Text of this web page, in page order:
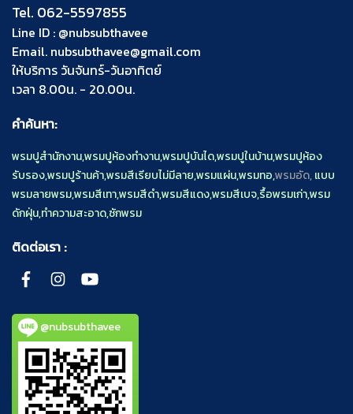
Tel. 062-5597855
Line ID : @nubsubthavee
Email. nubsubthavee@gmail.com
ให้บริการ วันจันทร์-วันอาทิตย์
เวลา 8.00น. - 20.00น.
คำค้นหา:
พรมปูสำนักงาน,พรมปูห้องทำงาน,พรมปูบันได,พรมปูในบ้าน,พรมปูห้อง
รับรอง,พรมปูร้านค้า,พรมสีเรียบไม่มีลาย,พรมแผ่น,พรมทอ,พรมอัด,แบบ
พรมลายพรม,พรมสีเทา,พรมสีดำ,พรมสีแดง,พรมสีเบจ,รื้อพรมเก่า,พรม
ดักฝุ่น,ทำความสะอาด,ซักพรม
ติดต่อเรา :
@nubsubthavee